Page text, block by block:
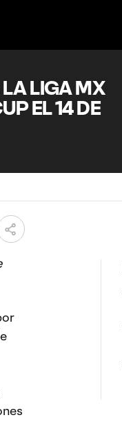
LA LIGA MX
EL 14 DE